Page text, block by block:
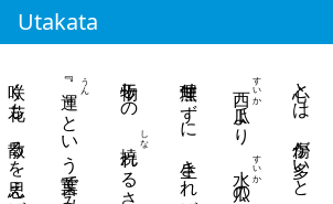
Utakata
すいか
より
すいか
物干しの
しな
うん